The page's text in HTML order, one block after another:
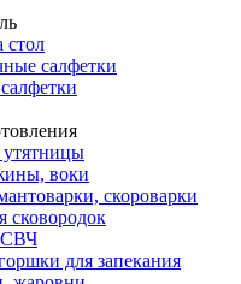
стол
салфетки
воки
скороварки
СВЧ
для запекания